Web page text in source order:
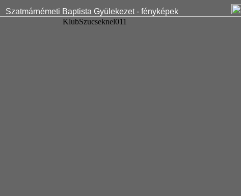
Szatmárnémeti Baptista Gyülekezet - fényképek